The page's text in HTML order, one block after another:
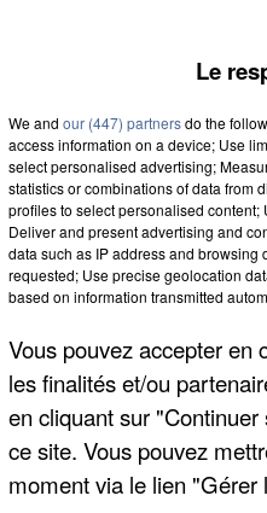
Fleuris vient de
fleur de la ville de
fleurs, lui, sera
Le
We and our (447) partnersdo the
access information on a device; Use
select personalised advertising;
statistics or combinations of data from
profiles to select personalised content;
Deliver and present advertising and
data such as IP address and
requested; Use precise geolocation
based on information transmitted
Vous pouvez accepter en
les finalités et/ou
en cliquant sur
ce site. Vous pouvez
moment via le lien "Gérer